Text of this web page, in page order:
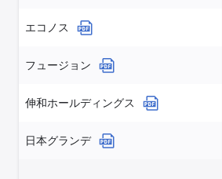
エコノス
フュージョン
伸和ホールディングス
日本グランデ